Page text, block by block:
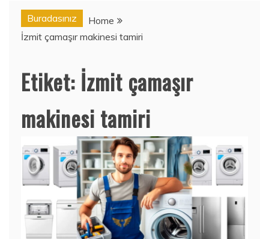
Buradasınız
Home
İzmit çamaşır makinesi tamiri
Etiket: İzmit çamaşır
makinesi tamiri